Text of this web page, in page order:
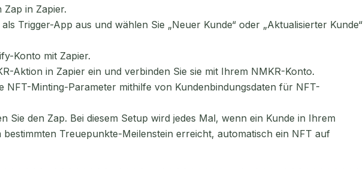
Zap in Zapier.
Trigger-App aus und wählen Sie „Neuer Kunde“ oder „Aktualisierter Kunde“
Konto mit Zapier.
Aktion in Zapier ein und verbinden Sie sie mit Ihrem NMKR-Konto.
NFT-Minting-Parameter mithilfe von Kundenbindungsdaten für NFT-
Sie den Zap. Bei diesem Setup wird jedes Mal, wenn ein Kunde in Ihrem
Treuepunkte-Meilenstein erreicht, automatisch ein NFT auf